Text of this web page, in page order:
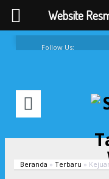
Follow Us:
Beranda »Terbaru »
Website